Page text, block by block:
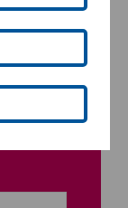
für